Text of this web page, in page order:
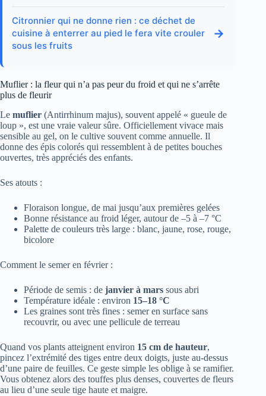
Citronnier qui ne donne rien : ce déchet de
cuisine à enterrer au pied le fera vite crouler
sous les fruits
→
Muflier : la fleur qui n’a pas peur du froid et qui ne s’arrête
plus de fleurir
Le muflier (Antirrhinum majus), souvent appelé « gueule de
loup », est une vraie valeur sûre. Officiellement vivace mais
sensible au gel, on le cultive souvent comme annuelle. Il
donne des épis colorés qui ressemblent à de petites bouches
ouvertes, très appréciés des enfants.
Ses atouts :
Floraison longue, de mai jusqu’aux premières gelées
Bonne résistance au froid léger, autour de –5 à –7 °C
Palette de couleurs très large : blanc, jaune, rose, rouge,
bicolore
Comment le semer en février :
Période de semis : de janvier à mars sous abri
Température idéale : environ 15–18 °C
Les graines sont très fines : semer en surface sans
recouvrir, ou avec une pellicule de terreau
Quand vos plants atteignent environ 15 cm de hauteur,
pincez l’extrémité des tiges entre deux doigts, juste au-dessus
d’une paire de feuilles. Ce geste simple les oblige à se ramifier.
Vous obtenez alors des touffes plus denses, couvertes de fleurs
au lieu d’une seule tige haute et maigre.